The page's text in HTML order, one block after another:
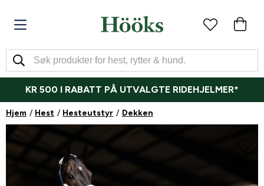
KR 500 I RABATT PÅ UTVALGTE RIDEHJELMER*
Hjem Hest Hesteutstyr Dekken